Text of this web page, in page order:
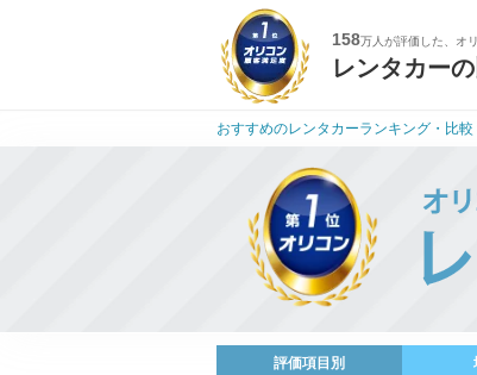
158万人が評価した、オ
レンタカー
おすすめのレンタカーランキング・比較
評価項目別